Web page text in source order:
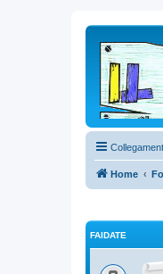
Home
FAIDATE